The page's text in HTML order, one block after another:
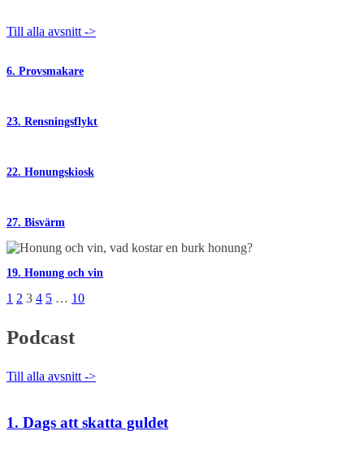
Till alla avsnitt ->
6. Provsmakare
23. Rensningsflykt
22. Honungskiosk
27. Bisvärm
19. Honung och vin
1 2 3 4 5 … 10
Podcast
Till alla avsnitt ->
1. Dags att skatta guldet